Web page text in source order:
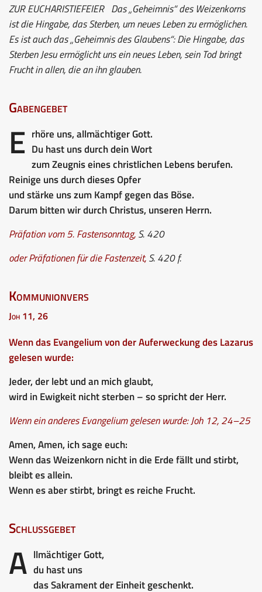
ZUR EUCHARISTIEFEIERDas „Geheimnis“ des Weizenkorns
ist die Hingabe, das Sterben, um neues Leben zu ermöglichen.
Es ist auch das „Geheimnis des Glaubens“: Die Hingabe, das
Sterben Jesu ermöglicht uns ein neues Leben, sein Tod bringt
Frucht in allen, die an ihn glauben.
Gabengebet
E rhöre uns, allmächtiger Gott.
Du hast uns durch dein Wort
zum Zeugnis eines christlichen Lebens berufen.
Reinige uns durch dieses Opfer
und stärke uns zum Kampf gegen das Böse.
Darum bitten wir durch Christus, unseren Herrn.
Präfation vom 5. Fastensonntag,S. 420
oder Präfationen für die Fastenzeit,S. 420 f.
Kommunionvers
Joh 11, 26
Wenn das Evangelium von der Auferweckung des Lazarus
gelesen wurde:
Jeder, der lebt und an mich glaubt,
wird in Ewigkeit nicht sterben – so spricht der Herr.
Wenn ein anderes Evangelium gelesen wurde: Joh 12, 24–25
Amen, Amen, ich sage euch:
Wenn das Weizenkorn nicht in die Erde fällt und stirbt,
bleibt es allein.
Wenn es aber stirbt, bringt es reiche Frucht.
Schlussgebet
A llmächtiger Gott,
du hast uns
das Sakrament der Einheit geschenkt.